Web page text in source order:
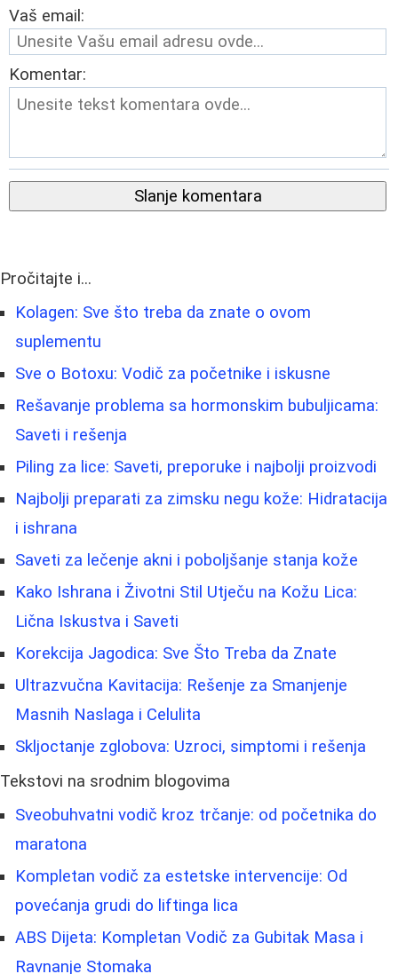
Vaš email:
Komentar:
Slanje komentara
Pročitajte i...
Kolagen: Sve što treba da znate o ovom
suplementu
Sve o Botoxu: Vodič za početnike i iskusne
Rešavanje problema sa hormonskim bubuljicama:
Saveti i rešenja
Piling za lice: Saveti, preporuke i najbolji proizvodi
Najbolji preparati za zimsku negu kože: Hidratacija
i ishrana
Saveti za lečenje akni i poboljšanje stanja kože
Kako Ishrana i Životni Stil Utječu na Kožu Lica:
Lična Iskustva i Saveti
Korekcija Jagodica: Sve Što Treba da Znate
Ultrazvučna Kavitacija: Rešenje za Smanjenje
Masnih Naslaga i Celulita
Skljoctanje zglobova: Uzroci, simptomi i rešenja
Tekstovi na srodnim blogovima
Sveobuhvatni vodič kroz trčanje: od početnika do
maratona
Kompletan vodič za estetske intervencije: Od
povećanja grudi do liftinga lica
ABS Dijeta: Kompletan Vodič za Gubitak Masa i
Ravnanje Stomaka